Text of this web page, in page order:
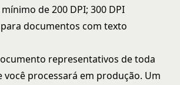
de 200 DPI; 300 DPI
documentos com texto
representativos de toda
você processará em produção. Um